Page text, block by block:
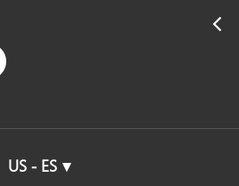
US - ES